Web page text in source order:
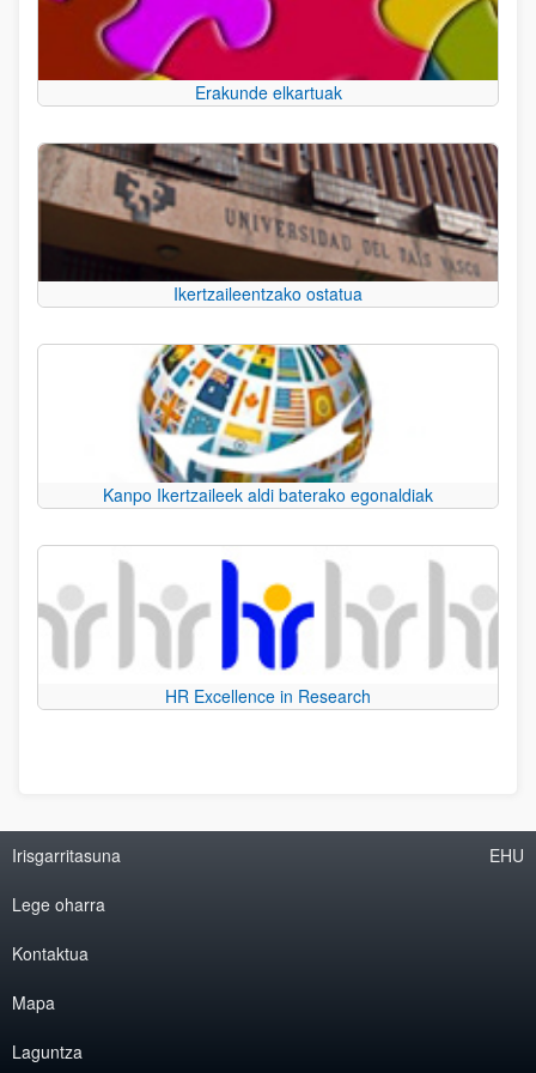
Erakunde elkartuak
Ikertzaileentzako ostatua
Kanpo Ikertzaileek aldi baterako egonaldiak
HR Excellence in Research
Irisgarritasuna
Lege oharra
Kontaktua
Mapa
Laguntza
EHU